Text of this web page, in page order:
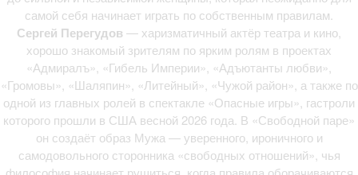
самой себя начинает играть по собственным правилам.
Сергей Перегудов — харизматичный актёр театра и кино,
хорошо знакомый зрителям по ярким ролям в проектах
«Адмиралъ», «Гибель Империи», «Адъютанты любви»,
«Громовы», «Шаляпин», «Литейный», «Чужой район», а также по
одной из главных ролей в спектакле «Опасные игры», гастроли
которого прошли в США весной 2026 года. В «Свободной паре»
он создаёт образ Мужа — уверенного, ироничного и
самодовольного сторонника «свободных отношений», чья